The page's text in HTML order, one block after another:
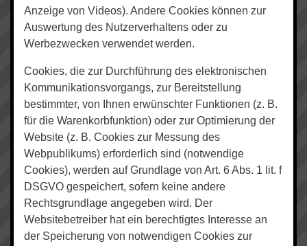
Anzeige von Videos). Andere Cookies können zur
Auswertung des Nutzerverhaltens oder zu
Werbezwecken verwendet werden.
Cookies, die zur Durchführung des elektronischen
Kommunikationsvorgangs, zur Bereitstellung
bestimmter, von Ihnen erwünschter Funktionen (z. B.
für die Warenkorbfunktion) oder zur Optimierung der
Website (z. B. Cookies zur Messung des
Webpublikums) erforderlich sind (notwendige
Cookies), werden auf Grundlage von Art. 6 Abs. 1 lit. f
DSGVO gespeichert, sofern keine andere
Rechtsgrundlage angegeben wird. Der
Websitebetreiber hat ein berechtigtes Interesse an
der Speicherung von notwendigen Cookies zur